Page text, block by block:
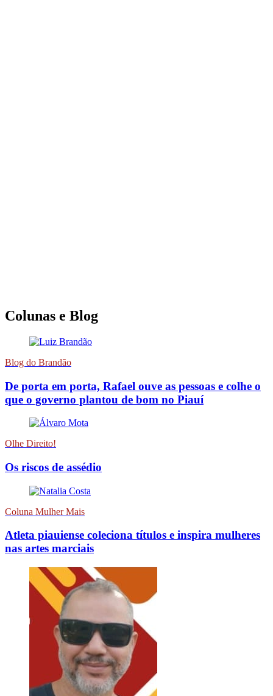
Colunas e Blog
Blog do Brandão
De porta em porta, Rafael ouve as pessoas e colhe o
que o governo plantou de bom no Piauí
Olhe Direito!
Os riscos de assédio
Coluna Mulher Mais
Atleta piauiense coleciona títulos e inspira mulheres
nas artes marciais